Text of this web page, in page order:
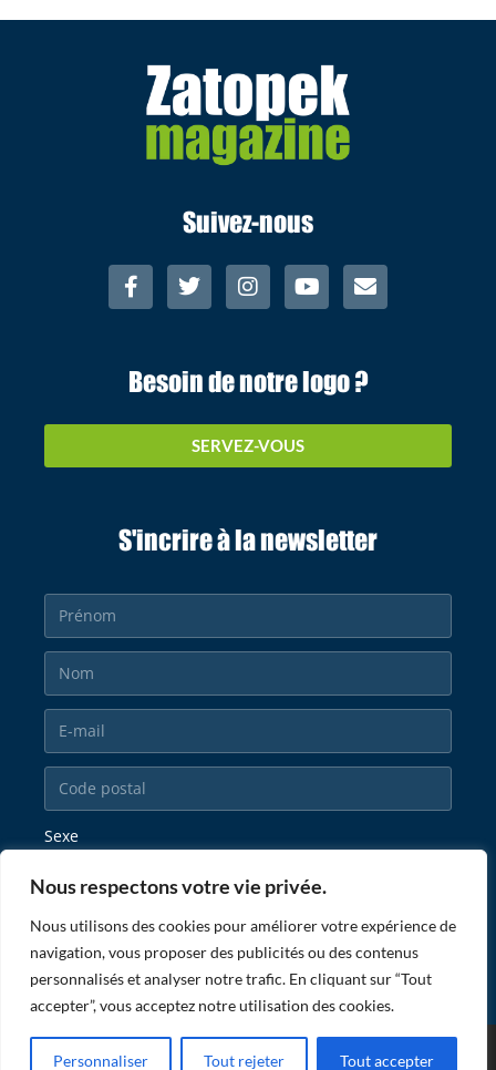
Nous respectons votre vie privée.
Nous utilisons des cookies pour améliorer votre expérience de
navigation, vous proposer des publicités ou des contenus
personnalisés et analyser notre trafic. En cliquant sur “Tout
accepter”, vous acceptez notre utilisation des cookies.
Personnaliser Tout rejeter Tout accepter
Suivez-nous
Besoin de notre logo ?
SERVEZ-VOUS
S'incrire à la newsletter
Sexe
© ZATOPEK MAGAZINE | POWERED BY RESIZE THE DAY|POLITIQUE DE